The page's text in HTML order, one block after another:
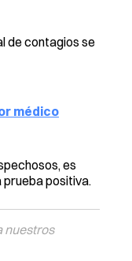
de contagios se
médico
es
prueba positiva.
nuestros